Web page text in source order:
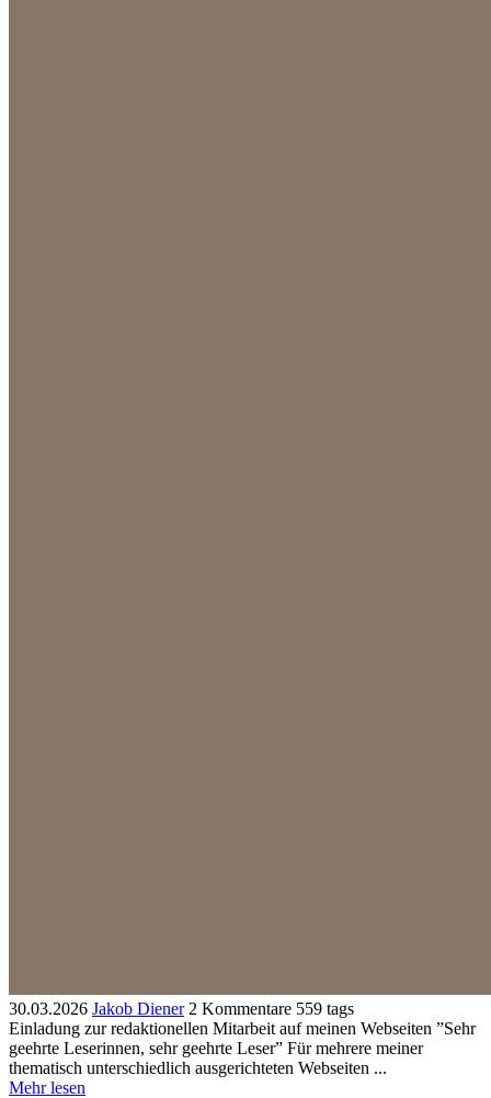
30.03.2026 Jakob Diener 2 Kommentare 559 tags
Einladung zur redaktionellen Mitarbeit auf meinen Webseiten ”Sehr
geehrte Leserinnen, sehr geehrte Leser” Für mehrere meiner
thematisch unterschiedlich ausgerichteten Webseiten ...
Mehr lesen